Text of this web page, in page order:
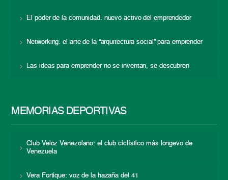
El poder de la comunidad: nuevo activo del emprendedor
Networking: el arte de la “arquitectura social” para emprender
Las ideas para emprender no se inventan, se descubren
MEMORIAS DEPORTIVAS
Club Veloz Venezolano: el club ciclístico más longevo de
Venezuela
Vera Fortique: voz de la hazaña del 41